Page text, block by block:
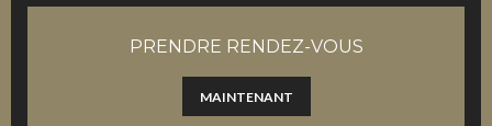
PRENDRE RENDEZ-VOUS
MAINTENANT